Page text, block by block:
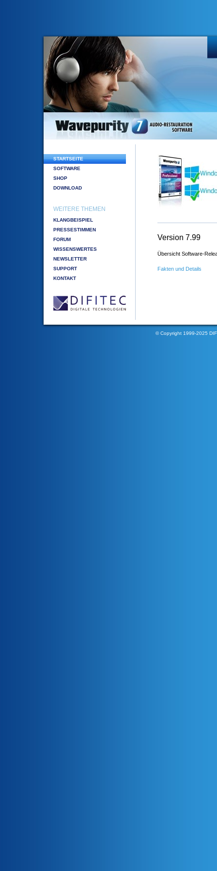
STARTSEITE
SOFTWARE
SHOP
DOWNLOAD
WEITERE THEMEN
KLANGBEISPIEL
PRESSESTIMMEN
FORUM
WISSENSWERTES
NEWSLETTER
SUPPORT
KONTAKT
Version 7.99
Übersicht Software-
Fakten und Details
© Copyright 1999-2025